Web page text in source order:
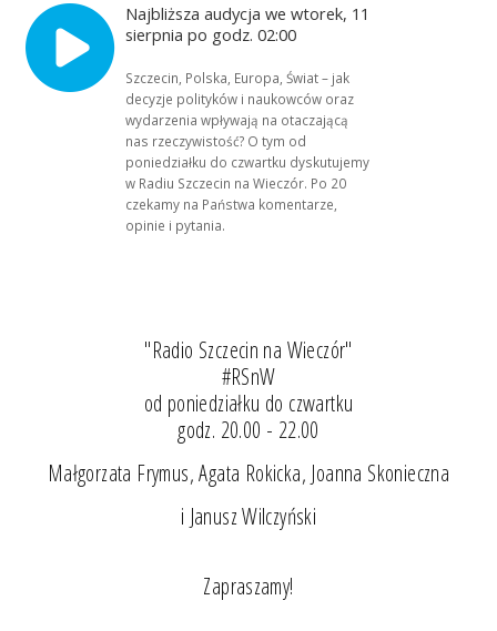
Najbliższa audycja we wtorek, 11
sierpnia po godz. 02:00
Szczecin, Polska, Europa, Świat – jak
decyzje polityków i naukowców oraz
wydarzenia wpływają na otaczającą
nas rzeczywistość? O tym od
poniedziałku do czwartku dyskutujemy
w Radiu Szczecin na Wieczór. Po 20
czekamy na Państwa komentarze,
opinie i pytania.
"Radio Szczecin na Wieczór"
#RSnW
od poniedziałku do czwartku
godz. 20.00 - 22.00
Małgorzata Frymus, Agata Rokicka, Joanna Skonieczna
i Janusz Wilczyński
Zapraszamy!